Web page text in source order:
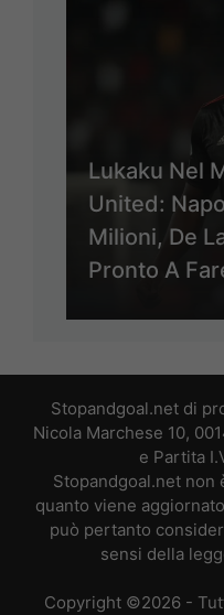
Lukaku Nel
United:
Milioni, De
Pronto A
Stopandgoal.net di
Nicola Marchese 10,
e Partita
Stopandgoal.net non
quanto viene
può pertanto
sensi della
Copyright ©2026 -